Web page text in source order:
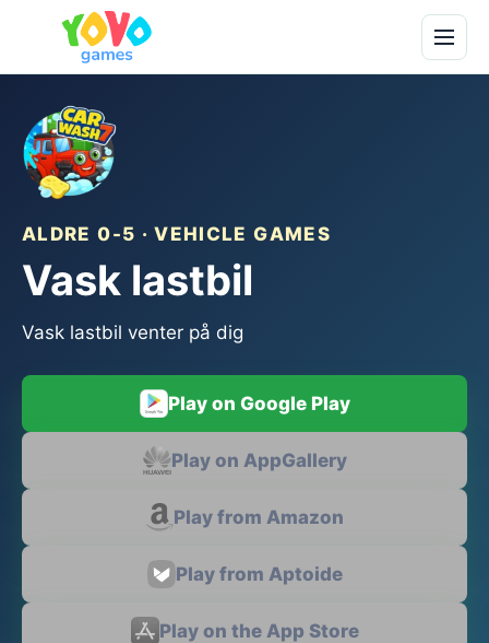
ALDRE 0-5 · VEHICLE GAMES
Vask lastbil
Vask lastbil venter på dig
Play on Google Play
Play on AppGallery
Play from Amazon
Play from Aptoide
Play on the App Store